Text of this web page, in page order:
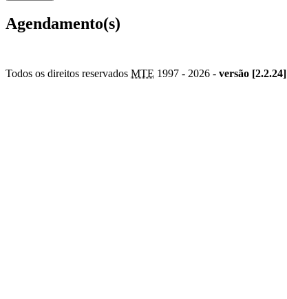
Agendamento(s)
Todos os direitos reservados MTE 1997 - 2026 - versão [2.2.24]